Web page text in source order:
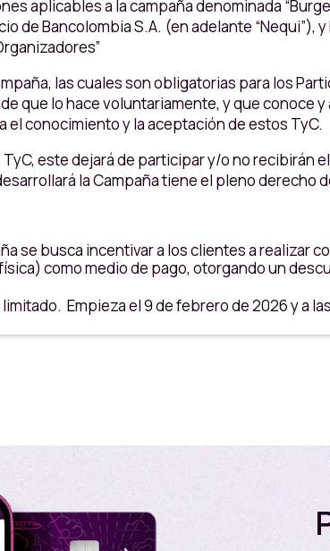
aplicables a la campaña denominada
de Bancolombia S.A. (en adelante “Nequi”),
las cuales son obligatorias para los
que lo hace voluntariamente, y que conoce
conocimiento y la aceptación de estos TyC.
este dejará de participar y/o no
la Campaña tiene el pleno derecho
se busca incentivar a los clientes a realizar
como medio de pago, otorgando un
Empieza el 9 de febrero de 2026 y a
activa, en su versión física o digital.
participantes durante la vigencia de la
en estos Términos y Condiciones.
a nivel nacional a excepción del Aeropuerto